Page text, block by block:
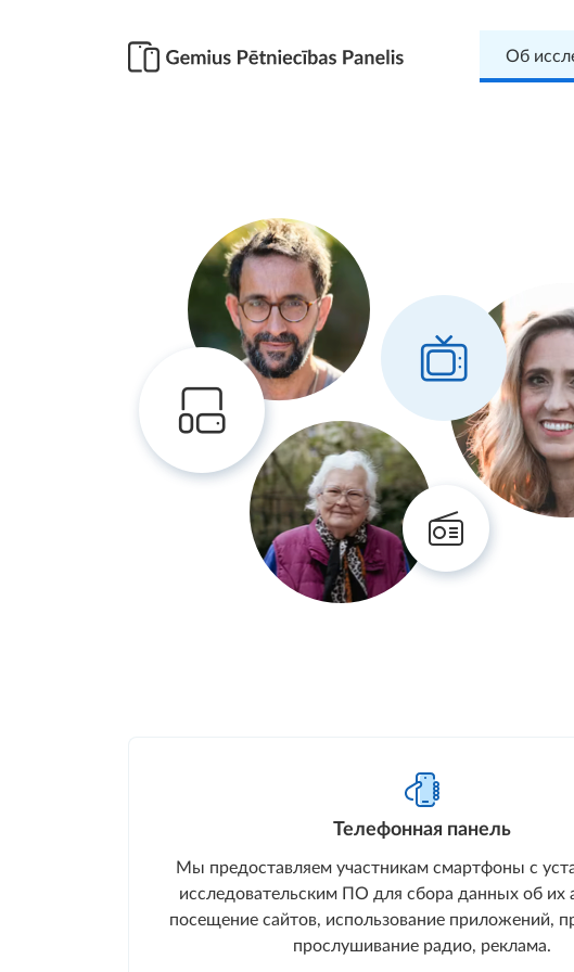
Об
Телефонная панель
Мы предоставляем участникам смартфоны с
исследовательским ПО для сбора данных об их
посещение сайтов, использование приложений,
прослушивание радио, реклама.